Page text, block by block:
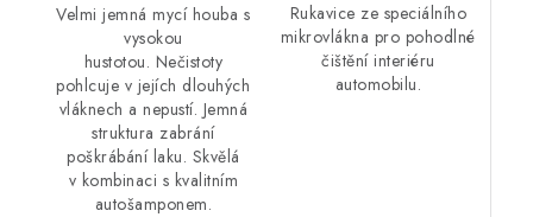
Velmi jemná mycí houba s
vysokou
hustotou. Nečistoty
pohlcuje v jejích dlouhých
vláknech a nepustí. Jemná
struktura zabrání
poškrábání laku. Skvělá
v kombinaci s kvalitním
autošamponem.
Rukavice ze speciálního
mikrovlákna pro pohodlné
čištění interiéru
automobilu.